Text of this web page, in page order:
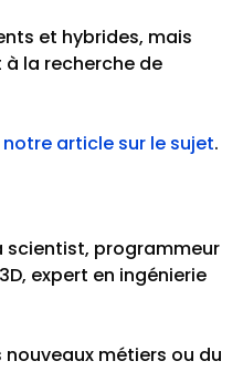
et hybrides, mais
à la recherche de
notre article sur le sujet.
scientist, programmeur
expert en ingénierie
métiers ou du